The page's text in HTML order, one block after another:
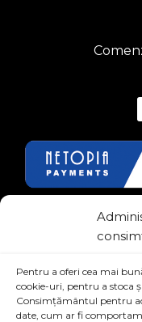
Pentru a oferi cea mai
cookie-uri, pentru a stoca
Consimțământul pentru
date, cum ar fi